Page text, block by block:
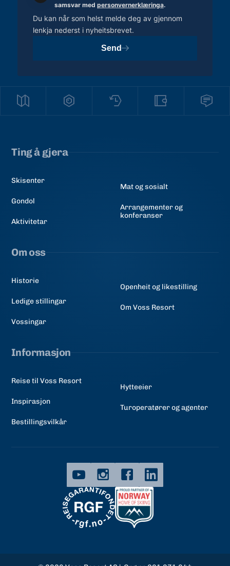
samsvar med personvernerklæringa.
Du kan når som helst melde deg av gjennom
lenkja nederst i nyheitsbrevet.
Send
Ting å gjera
Skisenter
Gondol
Aktivitetar
Mat og sosialt
Arrangementer og
konferanser
Om oss
Historie
Ledige stillingar
Vossingar
Openheit og likestilling
Om Voss Resort
Informasjon
Reise til Voss Resort
Inspirasjon
Bestillingsvilkår
Hytteeier
Turoperatører og agenter